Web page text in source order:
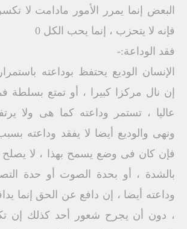
فإنه لا يتحزب ، إنما يحب الكل 0
فقد الوداعة:-
الإنسان الوديع يحتفظ بوداعته
إن نال مركزا كبيرا ، أو تمتع بسلطة
عاليا ، تستمر وداعته كما هى ولا
ونهى والوديع أيضا لا يفقد وداعته
فإن كان فى وضع يسمح بهذا ، لا يصلح
بالشدة ، أو بحدة الصوت أو حدة
وداعته أيضا ، إن دافع عن الحق إنما
، دون أن يجرح شعور أحد كذلك إن